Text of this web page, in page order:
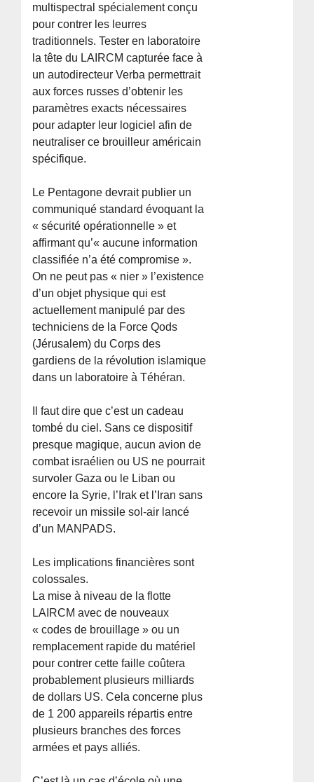
multispectral spécialement conçu
pour contrer les leurres
traditionnels. Tester en laboratoire
la tête du LAIRCM capturée face à
un autodirecteur Verba permettrait
aux forces russes d’obtenir les
paramètres exacts nécessaires
pour adapter leur logiciel afin de
neutraliser ce brouilleur américain
spécifique.
Le Pentagone devrait publier un
communiqué standard évoquant la
« sécurité opérationnelle » et
affirmant qu’« aucune information
classifiée n’a été compromise ».
On ne peut pas « nier » l’existence
d’un objet physique qui est
actuellement manipulé par des
techniciens de la Force Qods
(Jérusalem) du Corps des
gardiens de la révolution islamique
dans un laboratoire à Téhéran.
Il faut dire que c’est un cadeau
tombé du ciel. Sans ce dispositif
presque magique, aucun avion de
combat israélien ou US ne pourrait
survoler Gaza ou le Liban ou
encore la Syrie, l’Irak et l’Iran sans
recevoir un missile sol-air lancé
d’un MANPADS.
Les implications financières sont
colossales.
La mise à niveau de la flotte
LAIRCM avec de nouveaux
« codes de brouillage » ou un
remplacement rapide du matériel
pour contrer cette faille coûtera
probablement plusieurs milliards
de dollars US. Cela concerne plus
de 1 200 appareils répartis entre
plusieurs branches des forces
armées et pays alliés.